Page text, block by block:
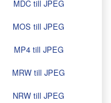
MDC till JPEG
MOS till JPEG
MP4 till JPEG
MRW till JPEG
NRW till JPEG